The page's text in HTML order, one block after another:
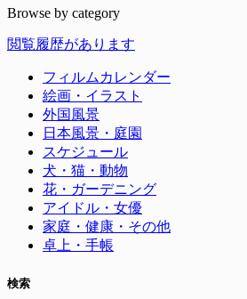
Browse by category
閲覧履歴があります
フィルムカレンダー
絵画・イラスト
外国風景
日本風景・庭園
スケジュール
犬・猫・動物
花・ガーデニング
アイドル・女優
家庭・健康・その他
卓上・手帳
検索